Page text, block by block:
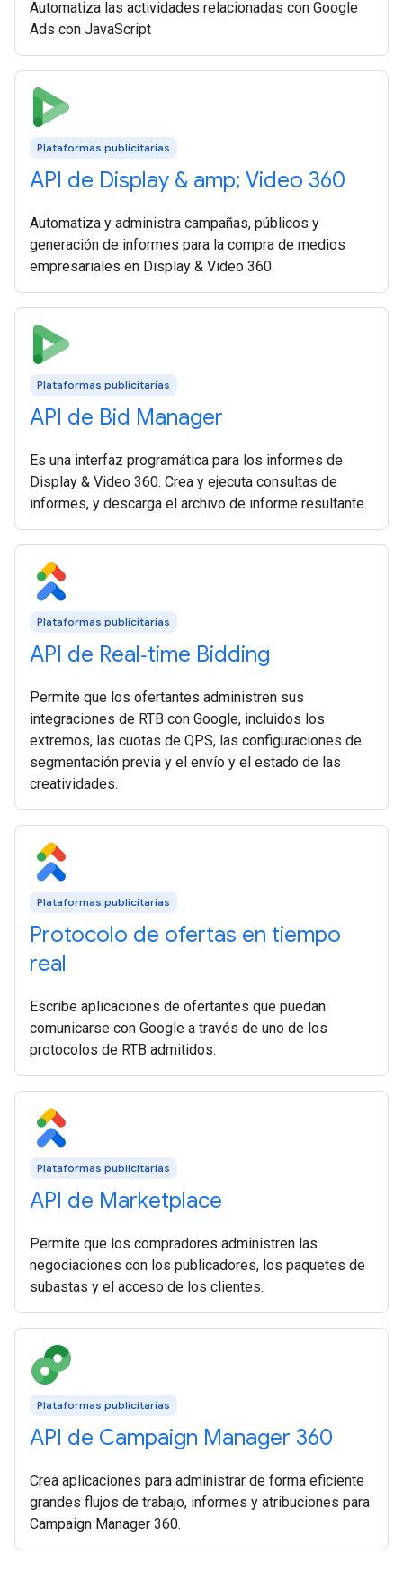
Automatiza las actividades relacionadas con Google
Ads con JavaScript
Plataformas publicitarias
API de Display & amp; Video 360
Automatiza y administra campañas, públicos y
generación de informes para la compra de medios
empresariales en Display & Video 360.
Plataformas publicitarias
API de Bid Manager
Es una interfaz programática para los informes de
Display & Video 360. Crea y ejecuta consultas de
informes, y descarga el archivo de informe resultante.
Plataformas publicitarias
API de Real‑time Bidding
Permite que los ofertantes administren sus
integraciones de RTB con Google, incluidos los
extremos, las cuotas de QPS, las configuraciones de
segmentación previa y el envío y el estado de las
creatividades.
Plataformas publicitarias
Protocolo de ofertas en tiempo
real
Escribe aplicaciones de ofertantes que puedan
comunicarse con Google a través de uno de los
protocolos de RTB admitidos.
Plataformas publicitarias
API de Marketplace
Permite que los compradores administren las
negociaciones con los publicadores, los paquetes de
subastas y el acceso de los clientes.
Plataformas publicitarias
API de Campaign Manager 360
Crea aplicaciones para administrar de forma eficiente
grandes flujos de trabajo, informes y atribuciones para
Campaign Manager 360.